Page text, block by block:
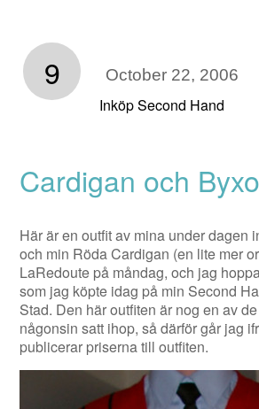
9 October 22, 2006
Inköp Second Hand
Cardigan och
Här är en outfit av mina under dagen
och min Röda Cardigan (en lite mer
LaRedoute på måndag, och jag
som jag köpte idag på min Second
Stad. Den här outfiten är nog en av
någonsin satt ihop, så därför går jag
publicerar priserna till outfiten.